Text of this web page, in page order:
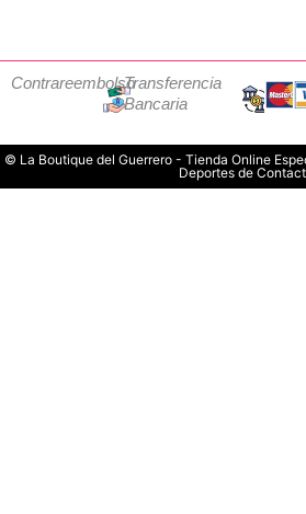
ContrareembolsoTransferencia
Bancaria
© La Boutique del Guerrero - Tienda Online
Deportes de